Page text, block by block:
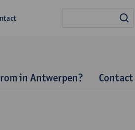
in Antwerpen? Contact